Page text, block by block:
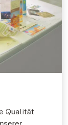
Qualität